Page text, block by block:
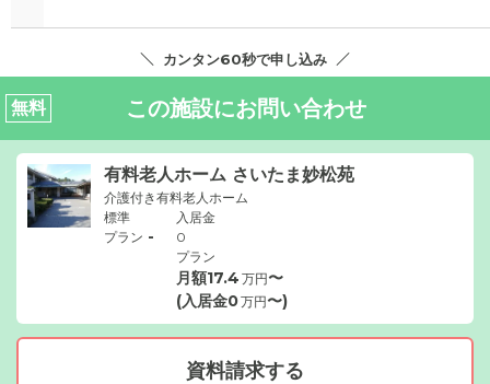
カンタン60秒で申し込み
無料 この施設にお問い合わせ
有料老人ホーム さいたま妙松苑
介護付き有料老人ホーム
標準
プラン -
入居金
0
プラン
月額17.4 万円〜
(入居金0万円〜)
資料請求する